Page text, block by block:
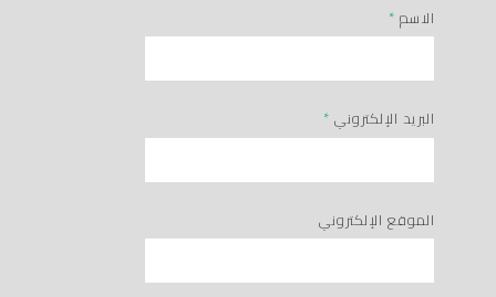
الاسم *
البريد الإلكتروني *
الموقع الإلكتروني